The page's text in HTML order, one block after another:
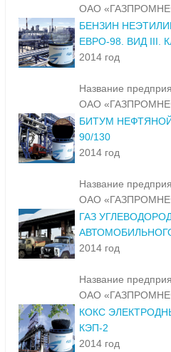
ОАО
БЕНЗИН
ЕВРО-98. ВИД III.
2014 год
Название
ОАО
БИТУМ
90/130
2014 год
Название
ОАО
ГАЗ
2014 год
Название
ОАО
КОКС
КЭП-2
2014 год